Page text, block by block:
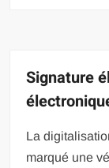
Signature
La
marqué une